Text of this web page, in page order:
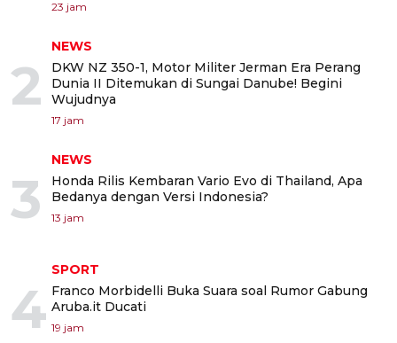
23 jam
2
NEWS
DKW NZ 350-1, Motor Militer Jerman Era Perang
Dunia II Ditemukan di Sungai Danube! Begini
Wujudnya
17 jam
3
NEWS
Honda Rilis Kembaran Vario Evo di Thailand, Apa
Bedanya dengan Versi Indonesia?
13 jam
4
SPORT
Franco Morbidelli Buka Suara soal Rumor Gabung
Aruba.it Ducati
19 jam